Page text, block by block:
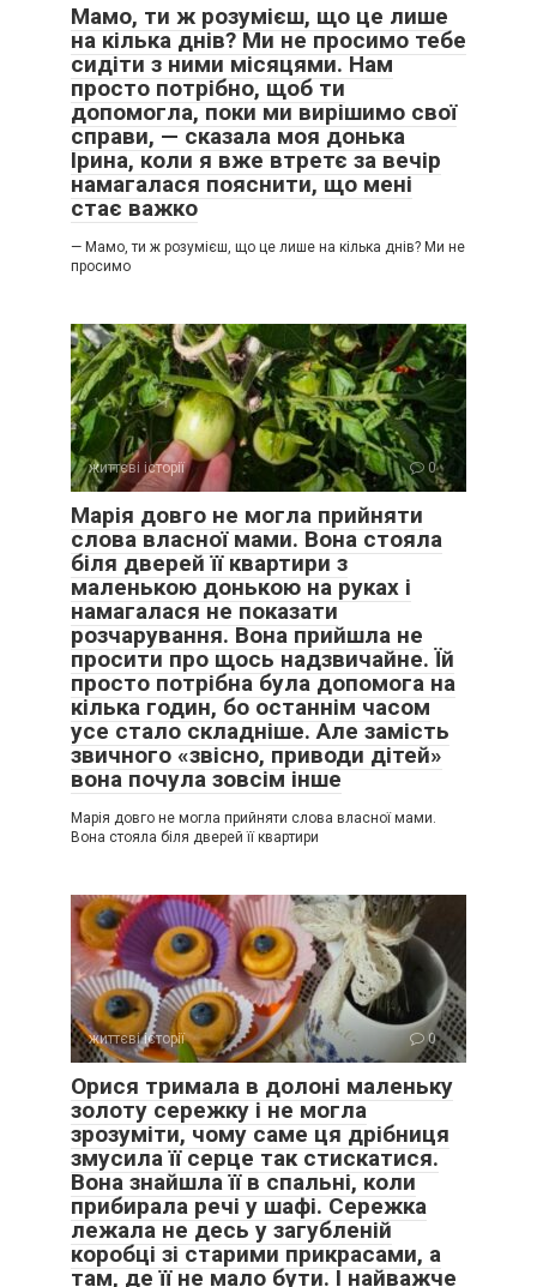
Мамо, ти ж розумієш, що це лише
на кілька днів? Ми не просимо тебе
сидіти з ними місяцями. Нам
просто потрібно, щоб ти
допомогла, поки ми вирішимо свої
справи, — сказала моя донька
Ірина, коли я вже втретє за вечір
намагалася пояснити, що мені
стає важко
— Мамо, ти ж розумієш, що це лише на кілька днів? Ми не
просимо
життєві історії 0
Марія довго не могла прийняти
слова власної мами. Вона стояла
біля дверей її квартири з
маленькою донькою на руках і
намагалася не показати
розчарування. Вона прийшла не
просити про щось надзвичайне. Їй
просто потрібна була допомога на
кілька годин, бо останнім часом
усе стало складніше. Але замість
звичного «звісно, приводи дітей»
вона почула зовсім інше
Марія довго не могла прийняти слова власної мами.
Вона стояла біля дверей її квартири
життєві історії 0
Орися тримала в долоні маленьку
золоту сережку і не могла
зрозуміти, чому саме ця дрібниця
змусила її серце так стискатися.
Вона знайшла її в спальні, коли
прибирала речі у шафі. Сережка
лежала не десь у загубленій
коробці зі старими прикрасами, а
там, де її не мало бути. І найважче